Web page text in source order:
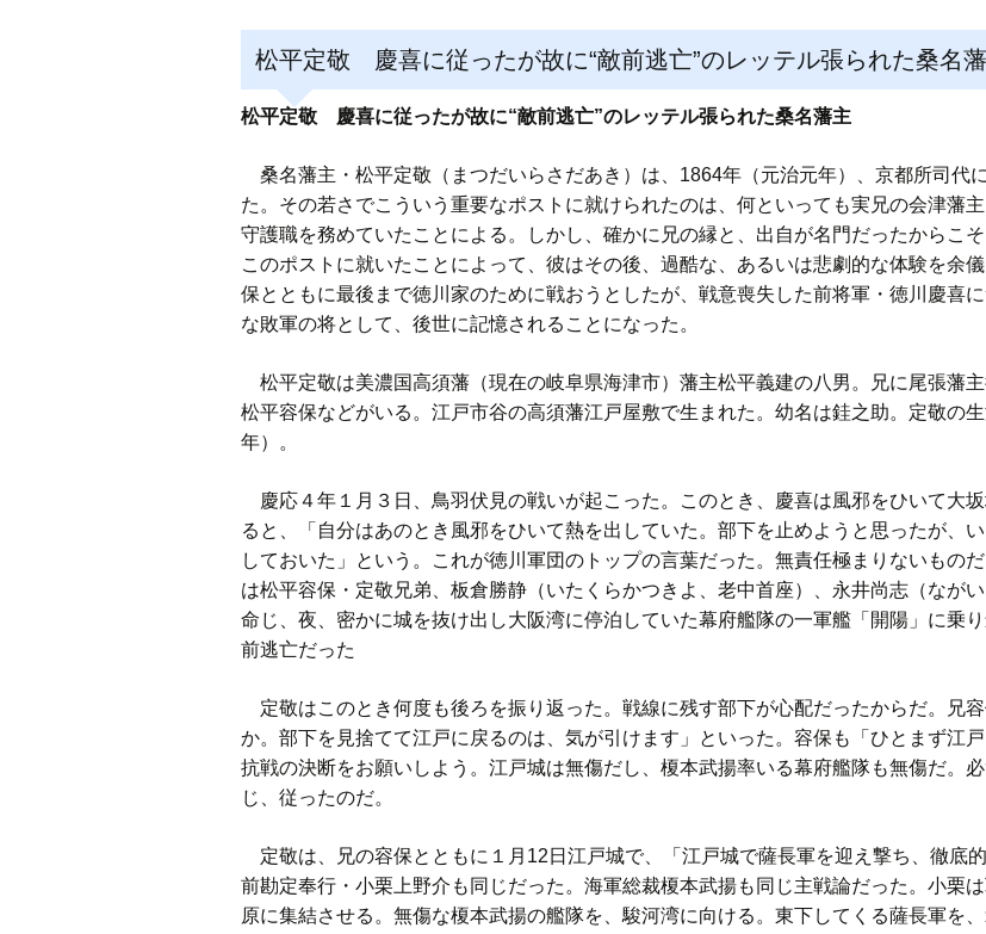
松平定敬 慶喜に従ったが故に“敵前逃亡”のレッテル張られた桑名
松平定敬 慶喜に従ったが故に“敵前逃亡”のレッテル張られた桑名藩主
桑名藩主・松平定敬（まつだいらさだあき）は、1864年（元治元年）、京都所司代
た。その若さでこういう重要なポストに就けられたのは、何といっても実兄の会津藩
守護職を務めていたことによる。しかし、確かに兄の縁と、出自が名門だったからこ
このポストに就いたことによって、彼はその後、過酷な、あるいは悲劇的な体験を余
保とともに最後まで徳川家のために戦おうとしたが、戦意喪失した前将軍・徳川慶喜
な敗軍の将として、後世に記憶されることになった。
松平定敬は美濃国高須藩（現在の岐阜県海津市）藩主松平義建の八男。兄に尾張藩
松平容保などがいる。江戸市谷の高須藩江戸屋敷で生まれた。幼名は銈之助。定敬の
年）。
慶応４年１月３日、鳥羽伏見の戦いが起こった。このとき、慶喜は風邪をひいて大
ると、「自分はあのとき風邪をひいて熱を出していた。部下を止めようと思ったが、
しておいた」という。これが徳川軍団のトップの言葉だった。無責任極まりないもの
は松平容保・定敬兄弟、板倉勝静（いたくらかつきよ、老中首座）、永井尚志（なが
命じ、夜、密かに城を抜け出し大阪湾に停泊していた幕府艦隊の一軍艦「開陽」に乗
前逃亡だった
定敬はこのとき何度も後ろを振り返った。戦線に残す部下が心配だったからだ。兄
か。部下を見捨てて江戸に戻るのは、気が引けます」といった。容保も「ひとまず江
抗戦の決断をお願いしよう。江戸城は無傷だし、榎本武揚率いる幕府艦隊も無傷だ。
じ、従ったのだ。
定敬は、兄の容保とともに１月12日江戸城で、「江戸城で薩長軍を迎え撃ち、徹底
前勘定奉行・小栗上野介も同じだった。海軍総裁榎本武揚も同じ主戦論だった。小栗
原に集結させる。無傷な榎本武揚の艦隊を、駿河湾に向ける。東下してくる薩長軍を